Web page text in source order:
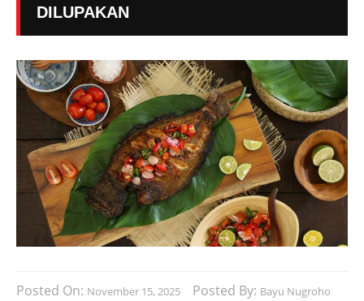
DILUPAKAN
Posted On: November 15, 2025 Posted By: Bayu Nugroho